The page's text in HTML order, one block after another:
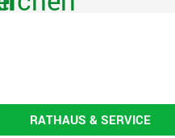
RATHAUS & SERVICE